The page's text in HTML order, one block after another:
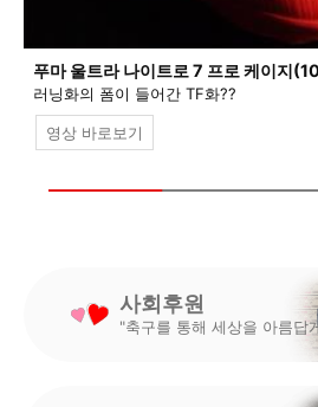
푸마 울트라 나이트로 7 프로 케이지
러닝화의 폼이 들어간 TF화??
영상 바로보기
사회후원
"축구를 통해 세상을 아름답